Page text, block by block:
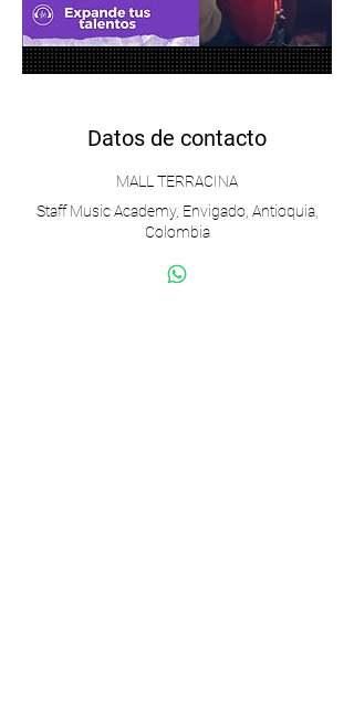
Datos de contacto
MALL TERRACINA
Staff Music Academy, Envigado, Antioquia,
Colombia